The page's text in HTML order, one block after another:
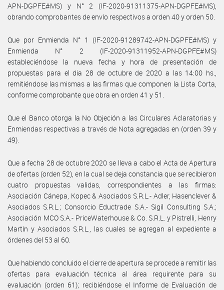
APN-DGPFE#MS) y N° 2 (IF-2020-91311375-APN-DGPFE#MS),
obrando comprobantes de envío respectivos a orden 40 y orden 50.
Que por Enmienda N° 1 (IF-2020-91289742-APN-DGPFE#MS) y
Enmienda N° 2 (IF-2020-91311952-APN-DGPFE#MS)
estableciéndose la nueva fecha y hora de presentación de
propuestas para el dia 28 de octubre de 2020 a las 14:00 hs.,
remitiéndose las mismas a las firmas que componen la Lista Corta,
conforme comprobante que obra en orden 41 y 51.
Que el Banco otorga la No Objeción a las Circulares Aclaratorias y
Enmiendas respectivas a través de Nota agregadas en (orden 39 y
49).
Que a fecha 28 de octubre 2020 se lleva a cabo el Acta de Apertura
de ofertas (orden 52), en la cual se deja constancia que se recibieron
cuatro propuestas validas, correspondientes a las firmas:
Asociación Cánepa, Kopec & Asociados S.R.L.- Adler, Hasenclever &
Asociados S.R.L.; Consorcio Eductrade S.A.- Sigil Consulting S.A.;
Asociación MCO S.A.- PriceWaterhouse & Co. S.R.L. y Pistrelli, Henry
Martín y Asociados S.R.L., las cuales se agregan al expediente a
órdenes del 53 al 60.
Que habiendo concluido el cierre de apertura se procede a remitir las
ofertas para evaluación técnica al área requirente para su
evaluación (orden 61); recibiéndose el Informe de Evaluación de